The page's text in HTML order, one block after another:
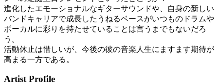
進化したエモーショナルなギターサウンドや、自身の新しい
バンドキャリアで成長したうねるベースがいつものドラムや
ボーカルに彩りを持たせていることは言うまでもないだろ
う。
活動休止は惜しいが、今後の彼の音楽人生にますます期待が
高まる一方である。
Artist Profile